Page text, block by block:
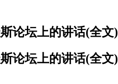
论坛上的讲话(全文)
论坛上的讲话(全文)